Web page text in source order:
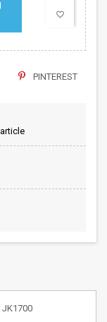
favorite_border
PINTEREST